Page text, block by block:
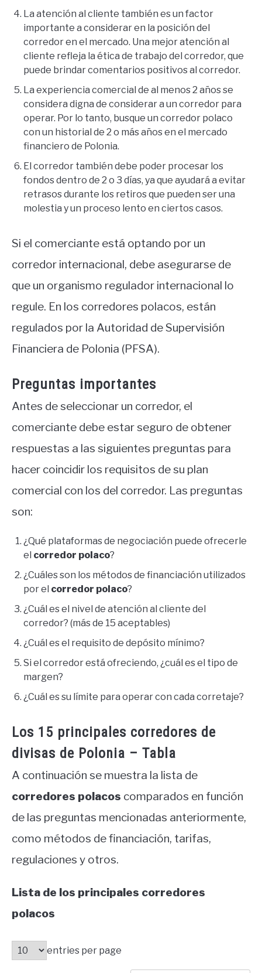
La atención al cliente también es un factor
importante a considerar en la posición del
corredor en el mercado. Una mejor atención al
cliente refleja la ética de trabajo del corredor, que
puede brindar comentarios positivos al corredor.
La experiencia comercial de al menos 2 años se
considera digna de considerar a un corredor para
operar. Por lo tanto, busque un corredor polaco
con un historial de 2 o más años en el mercado
financiero de Polonia.
El corredor también debe poder procesar los
fondos dentro de 2 o 3 días, ya que ayudará a evitar
retrasos durante los retiros que pueden ser una
molestia y un proceso lento en ciertos casos.
Si el comerciante está optando por un
corredor internacional, debe asegurarse de
que un organismo regulador internacional lo
regule. En los corredores polacos, están
regulados por la Autoridad de Supervisión
Financiera de Polonia (PFSA).
Preguntas importantes
Antes de seleccionar un corredor, el
comerciante debe estar seguro de obtener
respuestas a las siguientes preguntas para
hacer coincidir los requisitos de su plan
comercial con los del corredor. Las preguntas
son:
¿Qué plataformas de negociación puede ofrecerle
el corredor polaco?
¿Cuáles son los métodos de financiación utilizados
por el corredor polaco?
¿Cuál es el nivel de atención al cliente del
corredor? (más de 15 aceptables)
¿Cuál es el requisito de depósito mínimo?
Si el corredor está ofreciendo, ¿cuál es el tipo de
margen?
¿Cuál es su límite para operar con cada corretaje?
Los 15 principales corredores de
divisas de Polonia – Tabla
A continuación se muestra la lista de
corredores polacos comparados en función
de las preguntas mencionadas anteriormente,
como métodos de financiación, tarifas,
regulaciones y otros.
Lista de los principales corredores
polacos
entries per page